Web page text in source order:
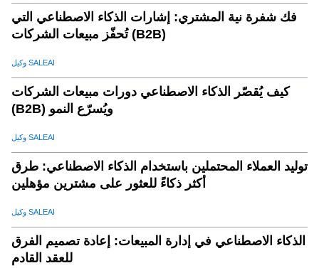
فك شفرة نية المشتري: إشارات الذكاء الاصطناعي التي
تُحفّز مبيعات الشركات (B2B)
وكيل SALEAI
كيف يُقصّر الذكاء الاصطناعي دورات مبيعات الشركات
(B2B) ويُسرّع النمو
وكيل SALEAI
توليد العملاء المحتملين باستخدام الذكاء الاصطناعي: طرق
أكثر ذكاءً للعثور على مشترين مؤهلين
وكيل SALEAI
الذكاء الاصطناعي في إدارة المبيعات: إعادة تصميم الفرق
للعقد القادم